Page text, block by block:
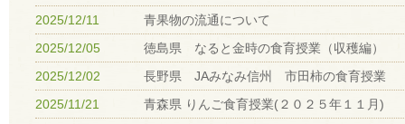
2025/12/11
青果物の流通について
2025/12/05
徳島県 なると金時の食育授業（収穫編）
2025/12/02
長野県 JAみなみ信州 市田柿の食育授業
2025/11/21
青森県 りんご食育授業(２０２５年１１月)